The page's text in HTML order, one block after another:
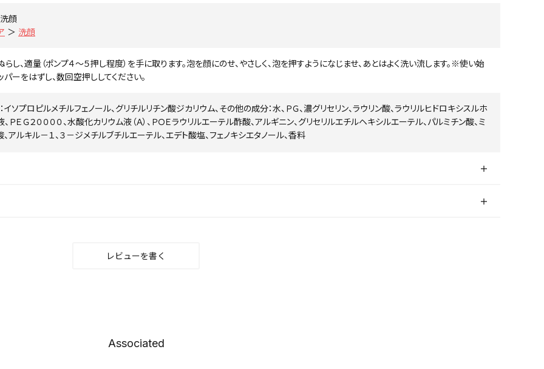
顔
＞ 洗顔
らし、適量（ポンプ４～５押し程度）を手に取ります。泡を顔にのせ、やさしく、泡を押すようになじませ、あとはよく洗い流します。※使い始
パーをはずし、数回空押ししてください。
イソプロピルメチルフェノール、グリチルリチン酸ジカリウム、その他の成分：水、ＰＧ、濃グリセリン、ラウリン酸、ラウリルヒドロキシスルホ
ＰＥＧ２００００、水酸化カリウム液（Ａ）、ＰＯＥラウリルエーテル酢酸、アルギニン、グリセリルエチルヘキシルエーテル、パルミチン酸、ミ
、アルキル－１、３－ジメチルブチルエーテル、エデト酸塩、フェノキシエタノール、香料
レビューを書く
Associated